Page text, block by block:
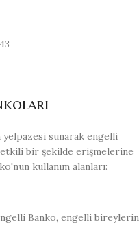
yelpazesi sunarak engelli
bir şekilde erişmelerine
kullanım alanları:
Banko, engelli bireylerin